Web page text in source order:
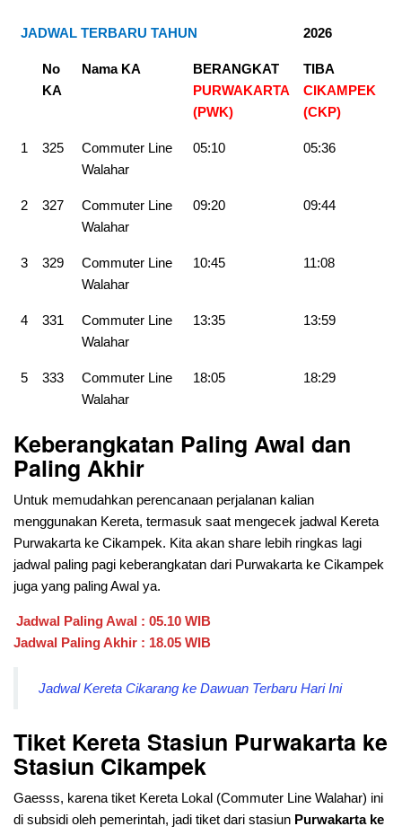
JADWAL TERBARU TAHUN 2026
No
KA
Nama KA
BERANGKAT
PURWAKARTA
(PWK)
TIBA
CIKAMPEK
(CKP)
1 325
Commuter Line
Walahar
05:10 05:36
2 327
Commuter Line
Walahar
09:20 09:44
3 329
Commuter Line
Walahar
10:45 11:08
4 331
Commuter Line
Walahar
13:35 13:59
5 333
Commuter Line
Walahar
18:05 18:29
Keberangkatan Paling Awal dan
Paling Akhir
Untuk memudahkan perencanaan perjalanan kalian
menggunakan Kereta, termasuk saat mengecek jadwal Kereta
Purwakarta ke Cikampek. Kita akan share lebih ringkas lagi
jadwal paling pagi keberangkatan dari Purwakarta ke Cikampek
juga yang paling Awal ya.
Jadwal Paling Awal : 05.10 WIB
Jadwal Paling Akhir : 18.05 WIB
Jadwal Kereta Cikarang ke Dawuan Terbaru Hari Ini
Tiket Kereta Stasiun Purwakarta ke
Stasiun Cikampek
Gaesss, karena tiket Kereta Lokal (Commuter Line Walahar) ini
di subsidi oleh pemerintah, jadi tiket dari stasiun Purwakarta ke